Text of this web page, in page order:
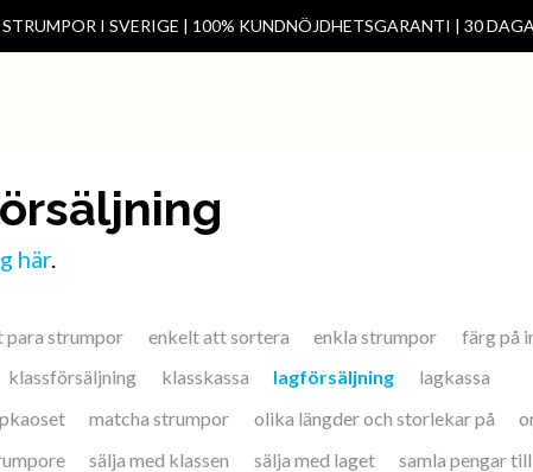
STRUMPOR I SVERIGE | 100% KUNDNÖJDHETSGARANTI | 30
här.
para strumpor enkelt att sortera enkla strumpor
färg på
klassförsäljning klasskassa lagförsäljning
lagkassa
matcha strumpor olika längder och storlekar på
sälja med klassen sälja med laget
samla pengar